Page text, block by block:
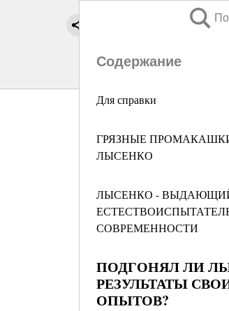
Содержание
Для справки
ГРЯЗНЫЕ
ЛЫСЕНКО
ЛЫСЕНКО -
СОВРЕМЕННОСТИ
ПОДГОНЯЛ ЛИ
РЕЗУЛЬТАТЫ
ОПЫТОВ?